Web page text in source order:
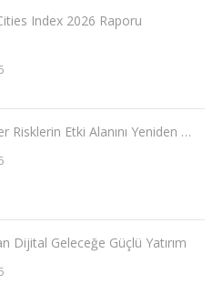
Index 2026 Raporu
Risklerin Etki Alanını Yeniden …
Dijital Geleceğe Güçlü Yatırım